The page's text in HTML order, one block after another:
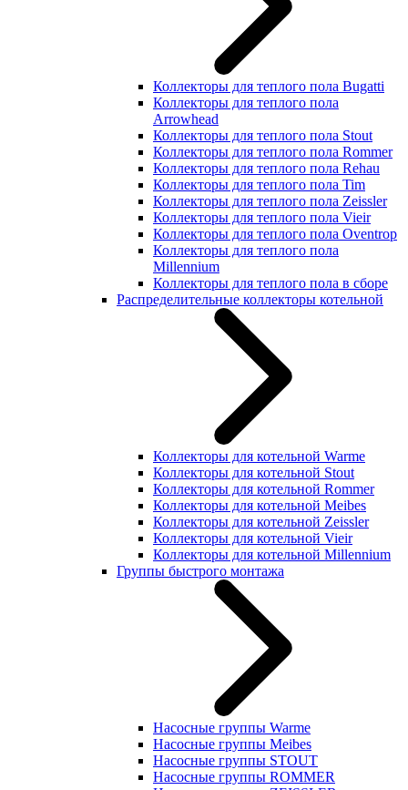
Коллекторы для теплого пола Bugatti
Коллекторы для теплого пола
Arrowhead
Коллекторы для теплого пола Stout
Коллекторы для теплого пола Rommer
Коллекторы для теплого пола Rehau
Коллекторы для теплого пола Tim
Коллекторы для теплого пола Zeissler
Коллекторы для теплого пола Vieir
Коллекторы для теплого пола Oventrop
Коллекторы для теплого пола
Millennium
Коллекторы для теплого пола в сборе
Распределительные коллекторы котельной
Коллекторы для котельной Warme
Коллекторы для котельной Stout
Коллекторы для котельной Rommer
Коллекторы для котельной Meibes
Коллекторы для котельной Zeissler
Коллекторы для котельной Vieir
Коллекторы для котельной Millennium
Группы быстрого монтажа
Насосные группы Warme
Насосные группы Meibes
Насосные группы STOUT
Насосные группы ROMMER